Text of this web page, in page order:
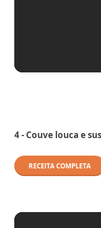
4 - Couve louca e
RECEITA COMPLETA